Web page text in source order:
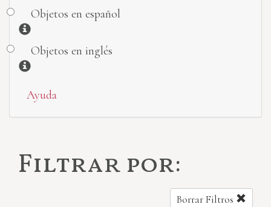
Objetos en español
Información
Objetos en inglés
Información
Ayuda
Filtrar por:
Borrar Filtros